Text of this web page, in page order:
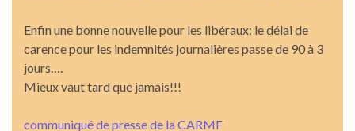
Enfin une bonne nouvelle pour les libéraux: le délai de
carence pour les indemnités journalières passe de 90 à 3
jours….
Mieux vaut tard que jamais!!!
communiqué de presse de la CARMF